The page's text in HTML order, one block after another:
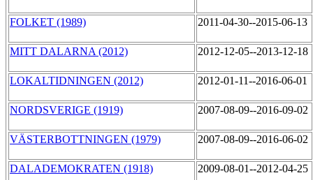
FOLKET (1989) 2011-04-30--2015-06-13
MITT DALARNA (2012) 2012-12-05--2013-12-18
LOKALTIDNINGEN (2012) 2012-01-11--2016-06-01
NORDSVERIGE (1919) 2007-08-09--2016-09-02
VÄSTERBOTTNINGEN (1979) 2007-08-09--2016-06-02
DALADEMOKRATEN (1918) 2009-08-01--2012-04-25